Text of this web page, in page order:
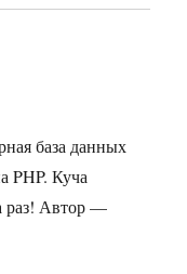
база данных
PHP. Куча
раз! Автор —